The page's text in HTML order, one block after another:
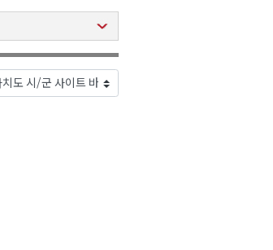
2026년 08월 07일(금)